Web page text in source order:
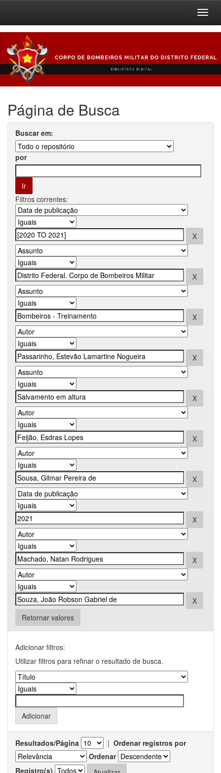
navigation
Página de Busca
Buscar em:
por
Filtros correntes:
Retornar valores
Adicionar filtros:
Utilizar filtros para refinar o resultado de busca.
Resultados/Página | Ordenar registros por
Ordenar
Registro(s)